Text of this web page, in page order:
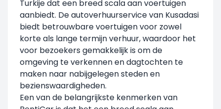
Turkije dat een breed scala aan voertuigen
aanbiedt. De autoverhuurservice van Kusadasi
biedt betrouwbare voertuigen voor zowel
korte als lange termijn verhuur, waardoor het
voor bezoekers gemakkelijk is om de
omgeving te verkennen en dagtochten te
maken naar nabijgelegen steden en
bezienswaardigheden.
Een van de belangrijkste kenmerken van